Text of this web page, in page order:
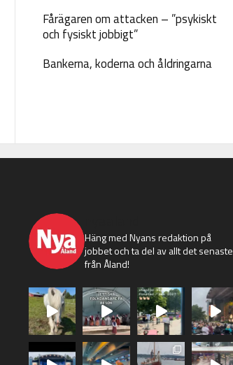
Fårägaren om attacken – ”psykiskt
och fysiskt jobbigt”
Bankerna, koderna och åldringarna
Häng med Nyans redaktion på
jobbet och ta del av allt det senaste
från Åland!